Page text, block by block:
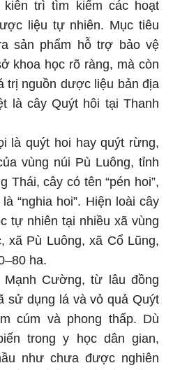
kiên trì tìm kiếm các hoạt
liệu tự nhiên. Mục tiêu
sản phẩm hỗ trợ bảo vệ
khoa học rõ ràng, mà còn
trị nguồn dược liệu bản địa
là cây Quýt hôi tại Thanh
là quýt hoi hay quýt rừng,
vùng núi Pù Luông, tỉnh
Thái, cây có tên “pén hoi”,
“nghia hoi”. Hiện loài cây
tự nhiên tại nhiều xã vùng
xã Pù Luông, xã Cổ Lũng,
ha.
Mạnh Cường, từ lâu đồng
sử dụng lá và vỏ quả Quýt
cúm và phong thấp. Dù
trong y học dân gian,
như chưa được nghiên